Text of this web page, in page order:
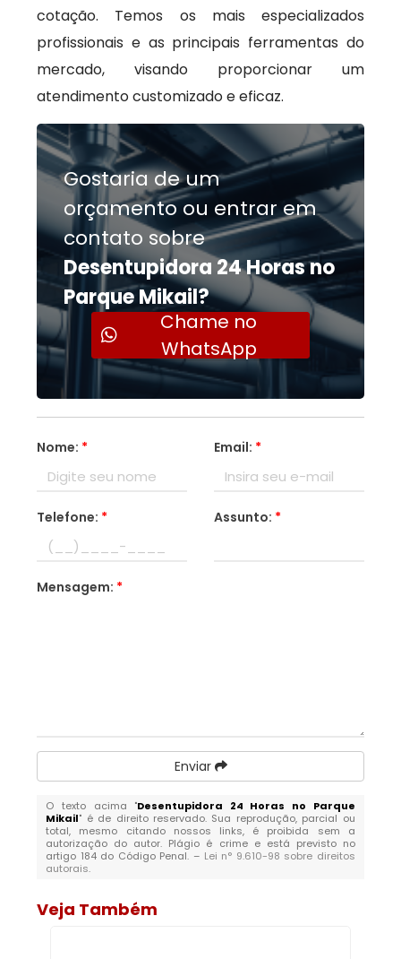
cotação. Temos os mais especializados
profissionais e as principais ferramentas do
mercado, visando proporcionar um
atendimento customizado e eficaz.
Gostaria de um
orçamento ou entrar em
contato sobre
Desentupidora 24 Horas no
Parque Mikail?
Chame no
WhatsApp
Nome: * Email: *
Telefone: * Assunto: *
Mensagem: *
Enviar
O texto acima "Desentupidora 24 Horas no Parque
Mikail" é de direito reservado. Sua reprodução, parcial ou
total, mesmo citando nossos links, é proibida sem a
autorização do autor. Plágio é crime e está previsto no
artigo 184 do Código Penal. – Lei n° 9.610-98 sobre direitos
autorais.
Veja Também